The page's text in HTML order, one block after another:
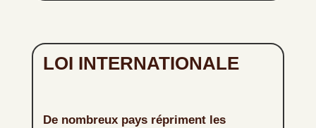
LOI INTERNATIONALE
De nombreux pays répriment les